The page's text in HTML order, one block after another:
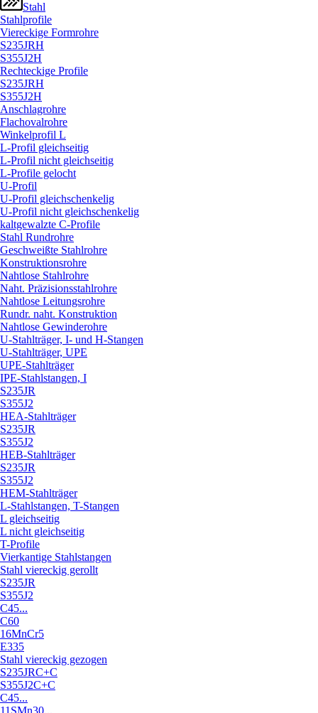
Stahl
Stahlprofile
Viereckige Formrohre
S235JRH
S355J2H
Rechteckige Profile
S235JRH
S355J2H
Anschlagrohre
Flachovalrohre
Winkelprofil L
L-Profil gleichseitig
L-Profil nicht gleichseitig
L-Profile gelocht
U-Profil
U-Profil gleichschenkelig
U-Profil nicht gleichschenkelig
kaltgewalzte C-Profile
Stahl Rundrohre
Geschweißte Stahlrohre
Konstruktionsrohre
Nahtlose Stahlrohre
Naht. Präzisionsstahlrohre
Nahtlose Leitungsrohre
Rundr. naht. Konstruktion
Nahtlose Gewinderohre
U-Stahlträger, I- und H-Stangen
U-Stahlträger, UPE
UPE-Stahlträger
IPE-Stahlstangen, I
S235JR
S355J2
HEA-Stahlträger
S235JR
S355J2
HEB-Stahlträger
S235JR
S355J2
HEM-Stahlträger
L-Stahlstangen, T-Stangen
L gleichseitig
L nicht gleichseitig
T-Profile
Vierkantige Stahlstangen
Stahl viereckig gerollt
S235JR
S355J2
C45...
C60
16MnCr5
E335
Stahl viereckig gezogen
S235JRC+C
S355J2C+C
C45...
11SMn30...